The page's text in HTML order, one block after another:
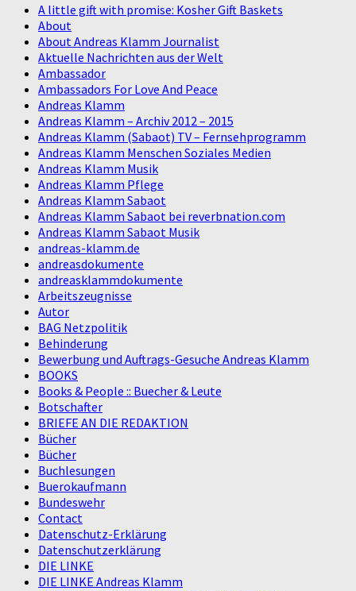
A little gift with promise: Kosher Gift Baskets
About
About Andreas Klamm Journalist
Aktuelle Nachrichten aus der Welt
Ambassador
Ambassadors For Love And Peace
Andreas Klamm
Andreas Klamm – Archiv 2012 – 2015
Andreas Klamm (Sabaot) TV – Fernsehprogramm
Andreas Klamm Menschen Soziales Medien
Andreas Klamm Musik
Andreas Klamm Pflege
Andreas Klamm Sabaot
Andreas Klamm Sabaot bei reverbnation.com
Andreas Klamm Sabaot Musik
andreas-klamm.de
andreasdokumente
andreasklammdokumente
Arbeitszeugnisse
Autor
BAG Netzpolitik
Behinderung
Bewerbung und Auftrags-Gesuche Andreas Klamm
BOOKS
Books & People :: Buecher & Leute
Botschafter
BRIEFE AN DIE REDAKTION
Bücher
Bücher
Buchlesungen
Buerokaufmann
Bundeswehr
Contact
Datenschutz-Erklärung
Datenschutzerklärung
DIE LINKE
DIE LINKE Andreas Klamm